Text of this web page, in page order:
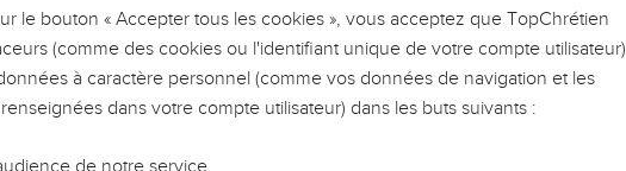
LES VOTRES ?
leur impact, leur foi ou leur vision. Mais on voit
qu'ils ont traversés, alors même que ce sont
et responsables reviennent sur les erreurs
le bouton « Accepter tous les cookies », vous acceptez que TopChrétien
(comme des cookies ou l'identifiant unique de votre compte utilisateur)
à caractère personnel (comme vos données de navigation et les
dans votre compte utilisateur) dans les buts suivants :
de notre service